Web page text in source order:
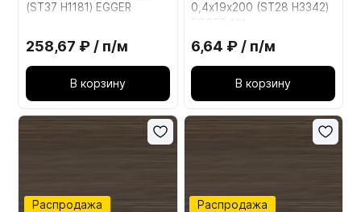
(ST37 H1181) EGGER
258,67 ₽ / п/м
В корзину
0,4х19х200 (ST28 H3342)
6,64 ₽ / п/м
В корзину
Распродажа Распродажа